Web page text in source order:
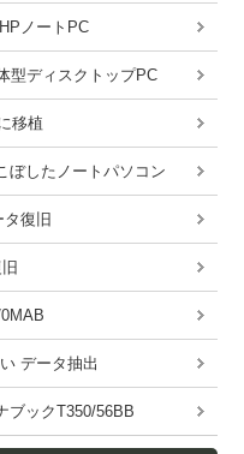
ノートPC
型ディスクトップPC
移植
したノートパソコン
復旧
データ抽出
ブックT350/56BB